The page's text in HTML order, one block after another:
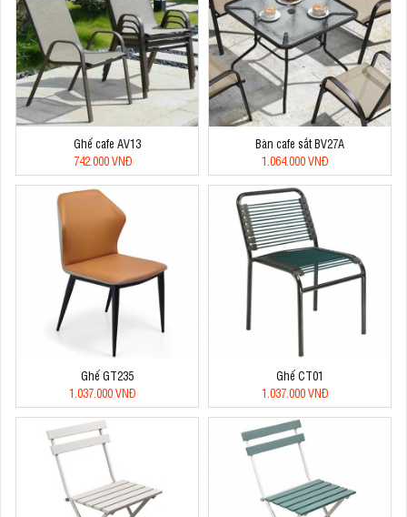
Ghế cafe AV13
742.000 VNĐ
Bàn cafe sắt BV27A
1.064.000 VNĐ
Ghế GT235
1.037.000 VNĐ
Ghế CT01
1.037.000 VNĐ